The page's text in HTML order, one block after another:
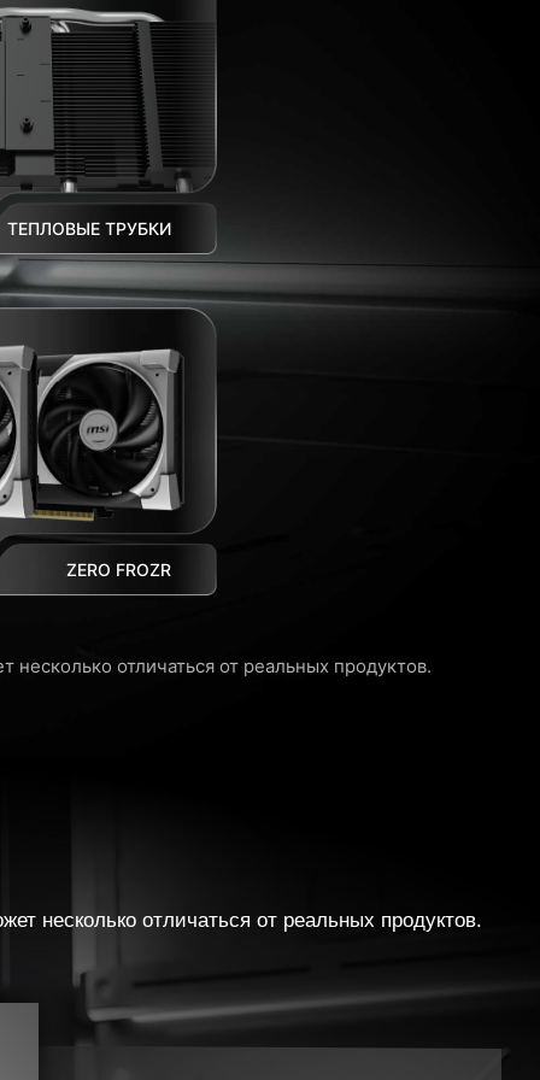
ТЕПЛОВЫЕ ТРУБКИ
ZERO FROZR
отличаться от реальных продуктов.
несколько отличаться от реальных продуктов.